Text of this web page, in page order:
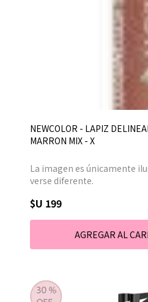
NEWCOLOR - LAPIZ
MARRON MIX - X
La imagen es únicamente
verse diferente.
$U 199